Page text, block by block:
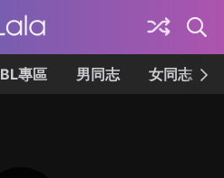
BL專區 男同志 女同志